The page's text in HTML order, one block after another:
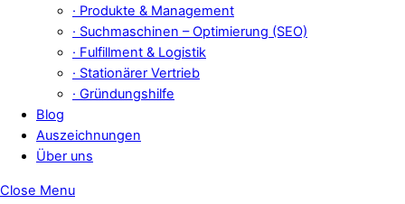
· Produkte & Management
· Suchmaschinen – Optimierung (SEO)
· Fulfillment & Logistik
· Stationärer Vertrieb
· Gründungshilfe
Blog
Auszeichnungen
Über uns
Close Menu